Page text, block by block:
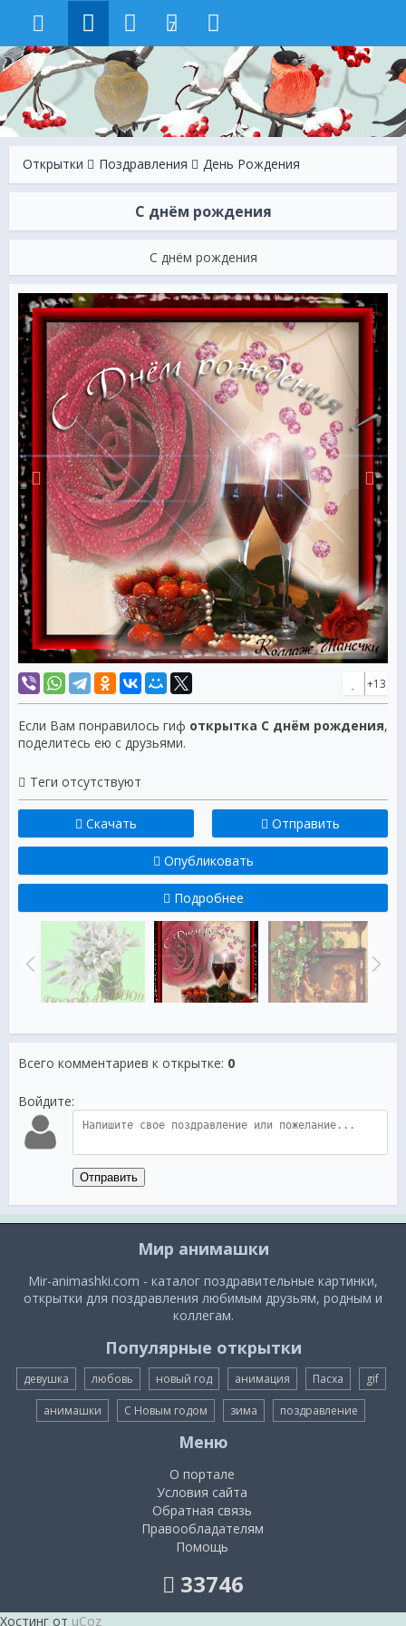
7
Открытки Поздравления День Рождения
С днём рождения
С днём рождения
+13
Если Вам понравилось гиф открытка С днём рождения,
поделитесь ею с друзьями.
Теги отсутствуют
Скачать Отправить
Опубликовать
Подробнее
Всего комментариев к открытке: 0
Войдите:
Отправить
Мир анимашки
Mir-animashki.com - каталог поздравительные картинки,
открытки для поздравления любимым друзьям, родным и
коллегам.
Популярные открытки
девушка любовь новый год анимация Пасха gif
анимашки С Новым годом зима поздравление
Меню
О портале
Условия сайта
Обратная связь
Правообладателям
Помощь
33746
Хостинг от uCoz